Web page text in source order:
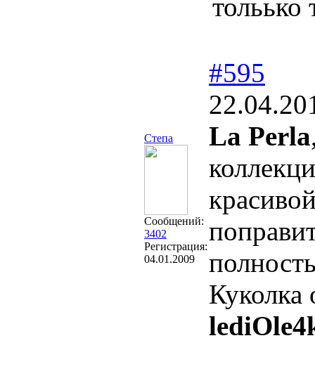
Степа
Сообщений:
3402
Регистрация:
04.01.2009
#595
La Perla